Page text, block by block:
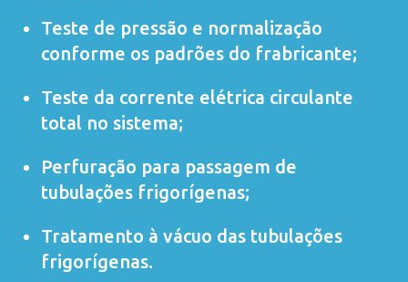
Teste de pressão e normalização
conforme os padrões do frabricante;
Teste da corrente elétrica circulante
total no sistema;
Perfuração para passagem de
tubulações frigorígenas;
Tratamento à vácuo das tubulações
frigorígenas.